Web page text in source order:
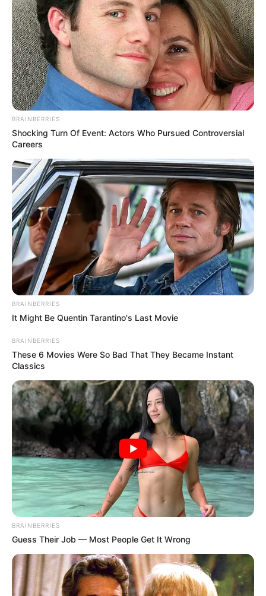
เดือน พฤษภาคม
ศุกร์ที่ 1 พฤษภาคม 256309.15-10.25 น. คน
เกิดวันอาทิตย์ห้ามให้ฤกษ์นี้
เสาร์ที่ 2 พฤษภาคม 256310.45-11.45 น. คน
เกิดวันพฤหัสบดีห้ามให้ฤกษ์นี้
จันทร์ที่ 4 พฤษภาคม 256311.25-13.45 น. คนเกิด
วันอาทิตย์ห้ามให้ฤกษ์นี้
จันทร์ที่ 11 พฤษภาคม 2563
เกิดวันอาทิตย์ห้ามให้ฤกษ์นี้
จันทร์ที่ 18 พฤษภาคม 2563
วันอาทิตย์ห้ามให้ฤกษ์นี้
เดือน มิถุนายน
ศุกร์ที่ 5 มิถุนายน 2563 09.15-10.45 น. คน
เกิดวันอาทิตย์ห้ามให้ฤกษ์นี้
อาทิตย์ที่ 7 มิถุนายน 256311.45-12.55 น. คนเกิด
วันจันทร์ห้ามใช้ฤกษ์นี้
จันทร์ที่ 8 มิถุนายน 256310.25-11.45 น. คน
เกิดวันอาทิตย์ห้ามให้ฤกษ์นี้
จันทร์ที่ 29 มิถุนายน 256309.10-10.45 น. คน
เกิดวันอาทิตย์ห้ามให้ฤกษ์นี้
เดือน กรกฎาคม
ศุกร์ที่ 3 กรกฎาคม 256312.45-13.55 น. คน
เกิดวันอาทิตย์ห้ามให้ฤกษ์นี้
เสาร์ที่ 4 กรกฎาคม 256309.15-11.05น. คน
เกิดวันพฤหัสบดีห้ามให้ฤกษ์นี้
อาทิตย์ที่ 12 กรกฎาคม 256309.10-10.15 น. คน
เกิดวันจันทร์ห้ามใช้ฤกษ์นี้
ศุกร์ที่ 17 กรกฎาคม 256310.05-11.45 น. คน
เกิดวันอาทิตย์ห้ามให้ฤกษ์นี้
พฤหัสบดีที่ 23 กรกฎาคม 2563
เกิดวันพุธกลางคืนห้ามใช้ฤกษ์นี้
ศุกร์ที่ 31 กรกฎาคม 256310.15-12.55 น คน
เกิดวันอาทิตย์ห้ามให้ฤกษ์นี้
BRAINBERRIES
Shocking Turn Of Event: Actors Who Pursued Controversial
Careers
BRAINBERRIES
It Might Be Quentin Tarantino's Last Movie
BRAINBERRIES
These 6 Movies Were So Bad That They Became Instant
Classics
BRAINBERRIES
Guess Their Job — Most People Get It Wrong